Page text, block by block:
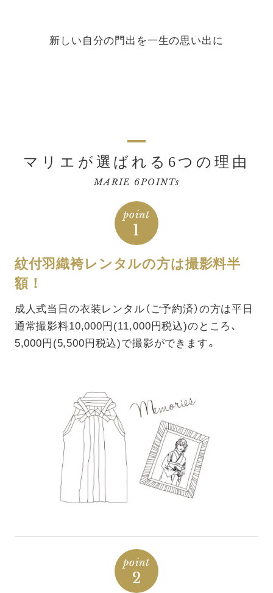
新しい自分の門出を一生の思い出に
マリエが選ばれる6つの理由
MARIE 6POINTs
point
1
紋付羽織袴レンタルの方は撮影料半
額！
成人式当日の衣装レンタル（ご予約済）の方は平日
通常撮影料10,000円(11,000円税込)のところ、
5,000円(5,500円税込)で撮影ができます。
point
2